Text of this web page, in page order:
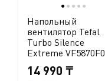
● ● ● ● ●
Напольный
вентилятор Tefal
Turbo Silence
Extreme VF5870F0
14 990 ₸